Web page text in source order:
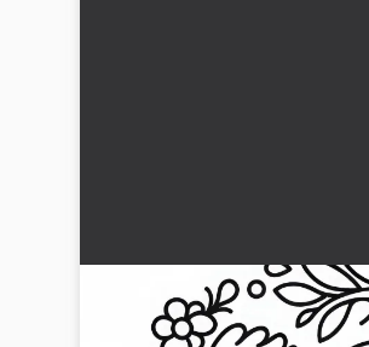
Hane fargelegging mal
kinesisk japansk gratis